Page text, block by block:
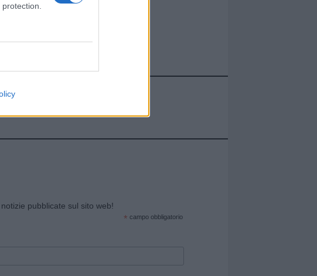
pubblicate sul sito web!
* campo obbligatorio